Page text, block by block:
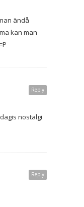
ändå
kan man
Reply
nostalgi
Reply